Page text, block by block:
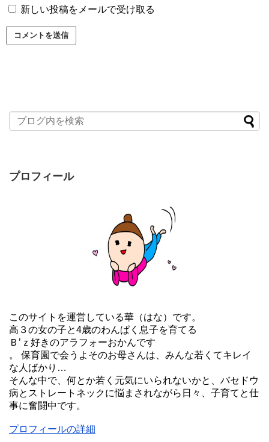
新しい投稿をメールで受け取る
プロフィール
このサイトを運営している華（はな）です。
高３の女の子と4歳のわんぱく息子を育てる
Ｂ’ｚ好きのアラフォーおかんです
。 保育園で会うよそのお母さんは、みんな若くてキレイ
な人ばかり…
そんな中で、何とか若く元気にいられないかと、バセドウ
病とストレートネックに悩まされながら日々、子育てと仕
事に奮闘中です。
プロフィールの詳細